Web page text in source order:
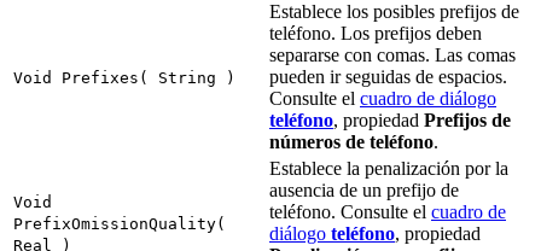
Void Prefixes( String )
Establece los posibles prefijos de
teléfono. Los prefijos deben
separarse con comas. Las comas
pueden ir seguidas de espacios.
Consulte el cuadro de diálogo
teléfono, propiedad Prefijos de
números de teléfono.
Void
PrefixOmissionQuality(
Real )
Establece la penalización por la
ausencia de un prefijo de
teléfono. Consulte el cuadro de
diálogo teléfono, propiedad